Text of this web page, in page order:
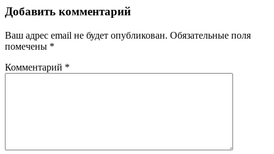
Добавить комментарий
Ваш адрес email не будет опубликован. Обязательные поля
помечены *
Комментарий *